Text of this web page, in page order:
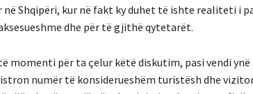
në Shqipëri, kur në fakt ky duhet të ishte realiteti i
dhe për të gjithë qytetarët.
momenti për ta çelur këtë diskutim, pasi vendi ynë
numër të konsiderueshëm turistësh dhe